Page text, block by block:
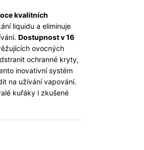
kvalitních
liquidu a eliminuje
Dostupnost v 16
ovocných
ochranné kryty,
inovativní systém
na užívání vapování.
kuřáky i zkušené